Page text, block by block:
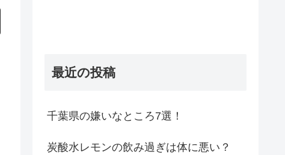
最近の投稿
千葉県の嫌いなところ7選！
炭酸水レモンの飲み過ぎは体に悪い？